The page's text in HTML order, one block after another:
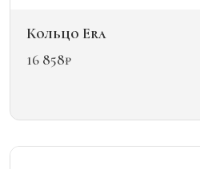
Кольцо Era
16 858₽
несколько
вариаций.